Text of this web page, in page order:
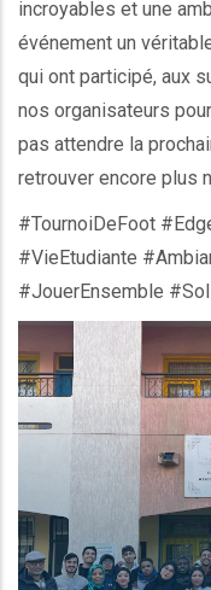
incroyables et une
événement un
qui ont participé, aux
nos organisateurs
pas attendre la
retrouver encore plus
#TournoiDeFoot
#VieEtudiante
#JouerEnsemble